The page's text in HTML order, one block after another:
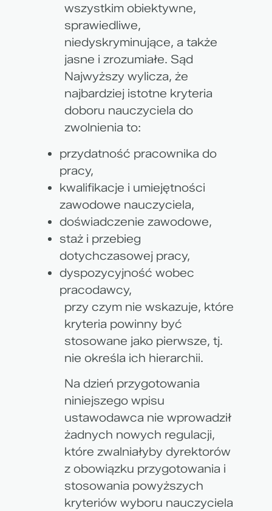
wszystkim obiektywne,
sprawiedliwe,
niedyskryminujące, a także
jasne i zrozumiałe. Sąd
Najwyższy wylicza, że
najbardziej istotne kryteria
doboru nauczyciela do
zwolnienia to:
przydatność pracownika do
pracy,
kwalifikacje i umiejętności
zawodowe nauczyciela,
doświadczenie zawodowe,
staż i przebieg
dotychczasowej pracy,
dyspozycyjność wobec
pracodawcy,
przy czym nie wskazuje, które
kryteria powinny być
stosowane jako pierwsze, tj.
nie określa ich hierarchii.
Na dzień przygotowania
niniejszego wpisu
ustawodawca nie wprowadził
żadnych nowych regulacji,
które zwalniałyby dyrektorów
z obowiązku przygotowania i
stosowania powyższych
kryteriów wyboru nauczyciela